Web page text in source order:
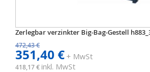
Zerlegbar verzinkter Big-Bag-Gestell
472,43 €
351,40 €+ MwSt
418,17 € inkl. MwSt